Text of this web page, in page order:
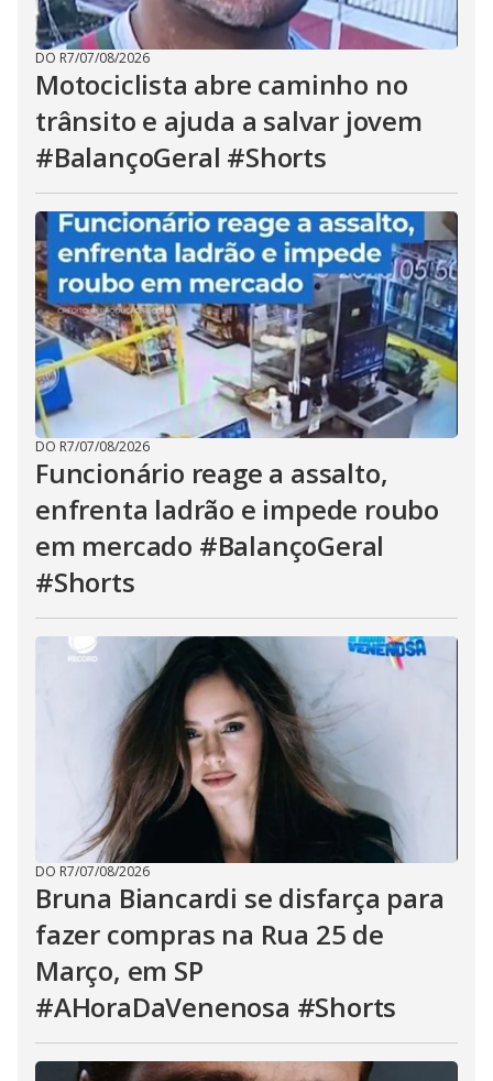
DO R7/07/08/2026
Motociclista abre caminho no
trânsito e ajuda a salvar jovem
#BalançoGeral #Shorts
DO R7/07/08/2026
Funcionário reage a assalto,
enfrenta ladrão e impede roubo
em mercado #BalançoGeral
#Shorts
DO R7/07/08/2026
Bruna Biancardi se disfarça para
fazer compras na Rua 25 de
Março, em SP
#AHoraDaVenenosa #Shorts